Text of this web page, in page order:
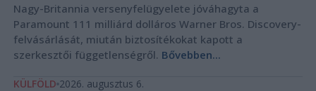
Nagy-Britannia versenyfelügyelete jóváhagyta a
Paramount 111 milliárd dolláros Warner Bros. Discovery-
felvásárlását, miután biztosítékokat kapott a
szerkesztői függetlenségről. Bővebben...
KÜLFÖLD 2026. augusztus 6.